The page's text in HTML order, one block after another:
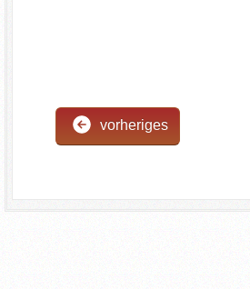
vorheriges